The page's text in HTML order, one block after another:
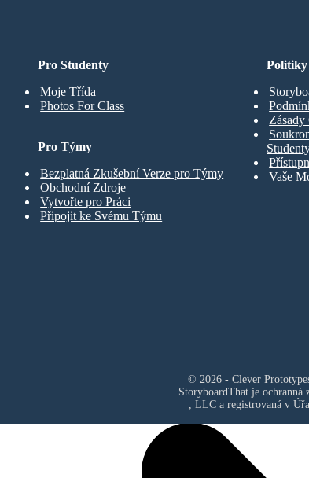
Pro Studenty
Moje Třída
Photos For Class
Pro Týmy
Bezplatná Zkušební Verze pro Týmy
Obchodní Zdroje
Vytvořte pro Práci
Připojit ke Svému Týmu
Politiky
Vaše
© 2026 - Clever
StoryboardThat je ochranná
, LLC a registrovaná v